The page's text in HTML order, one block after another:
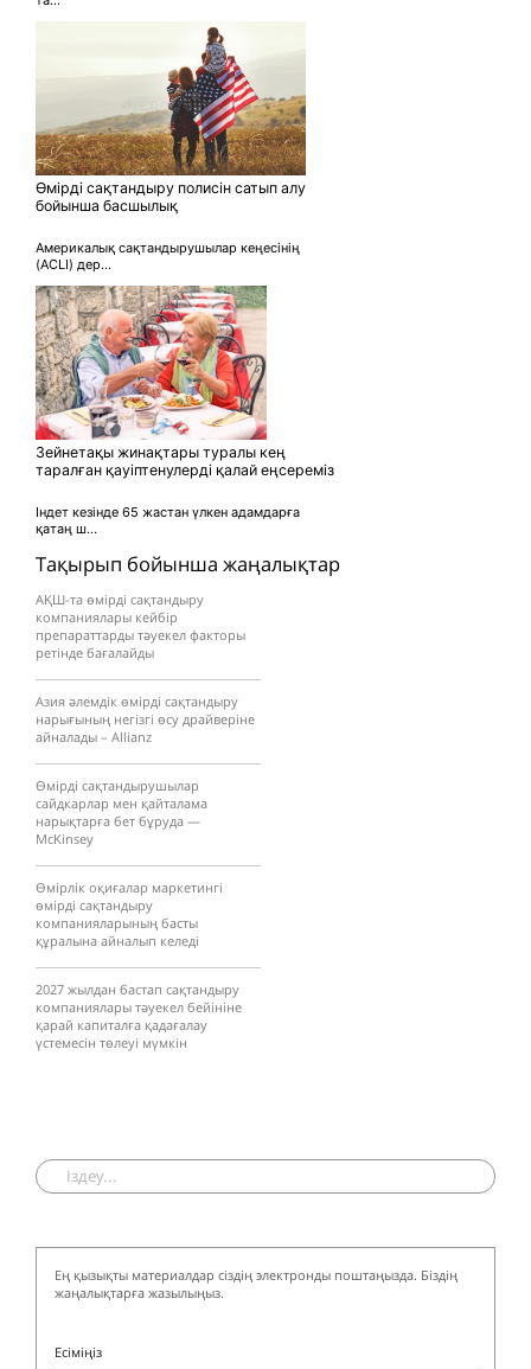
Тақырып бойынша жаңалықтар
АҚШ-та өмірді сақтандыру
компаниялары кейбір
препараттарды тәуекел факторы
ретінде бағалайды
Азия әлемдік өмірді сақтандыру
нарығының негізгі өсу драйверіне
айналады – Allianz
Өмірді сақтандырушылар
сайдкарлар мен қайталама
нарықтарға бет бұруда —
McKinsey
Өмірлік оқиғалар маркетингі
өмірді сақтандыру
компанияларының басты
құралына айналып келеді
2027 жылдан бастап сақтандыру
компаниялары тәуекел бейініне
қарай капиталға қадағалау
үстемесін төлеуі мүмкін
Өмірді сақтандыру полисін сатып алу
бойынша басшылық
Америкалық сақтандырушылар кеңесінің
(ACLI) дер...
Зейнетақы жинақтары туралы кең
таралған қауіптенулерді қалай еңсереміз
Індет кезінде 65 жастан үлкен адамдарға
қатаң ш...
Ең қызықты материалдар сіздің электронды поштаңызда. Біздің
жаңалықтарға жазылыңыз.
Есіміңіз